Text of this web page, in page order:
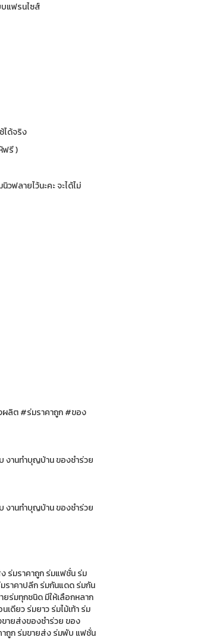
บแฟรนไซส์
ได้จริง
ฟรี )
ฟลายไว้นะคะ จะได้ไม่
ลิต #ร่มราคาถูก #ของ
งานทำบุญบ้าน ของชำร่วย
ทศ รวดเร็ว
งานทำบุญบ้าน ของชำร่วย
ร่มราคาถูก ร่มแฟชั่น ร่ม
ราคาปลีก ร่มกันแดด ร่มกัน
ร่มทุกชนิด มีให้เลือกหลาก
ดียว ร่มยาว ร่มไม้เท้า ร่ม
ขายส่งของชำร่วย ของ
ถูก ร่มขายส่ง ร่มพับ แฟชั่น